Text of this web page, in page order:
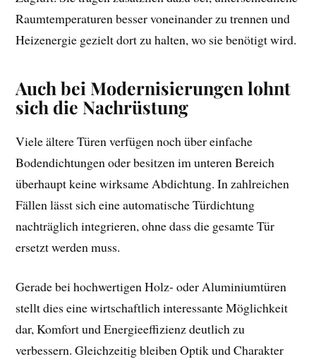
Raumtemperaturen besser voneinander zu trennen und
Heizenergie gezielt dort zu halten, wo sie benötigt wird.
Auch bei Modernisierungen lohnt
sich die Nachrüstung
Viele ältere Türen verfügen noch über einfache
Bodendichtungen oder besitzen im unteren Bereich
überhaupt keine wirksame Abdichtung. In zahlreichen
Fällen lässt sich eine automatische Türdichtung
nachträglich integrieren, ohne dass die gesamte Tür
ersetzt werden muss.
Gerade bei hochwertigen Holz- oder Aluminiumtüren
stellt dies eine wirtschaftlich interessante Möglichkeit
dar, Komfort und Energieeffizienz deutlich zu
verbessern. Gleichzeitig bleiben Optik und Charakter